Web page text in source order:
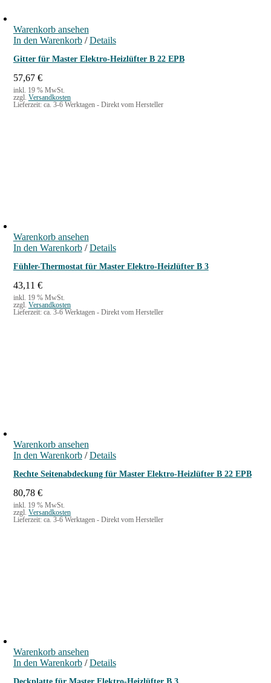
Warenkorb ansehen
In den Warenkorb / Details
Gitter für Master Elektro-Heizlüfter B 22 EPB
57,67 €
inkl. 19 % MwSt.
zzgl. Versandkosten
Lieferzeit: ca. 3-6 Werktagen - Direkt vom Hersteller
Warenkorb ansehen
In den Warenkorb / Details
Fühler-Thermostat für Master Elektro-Heizlüfter B 3
43,11 €
inkl. 19 % MwSt.
zzgl. Versandkosten
Lieferzeit: ca. 3-6 Werktagen - Direkt vom Hersteller
Warenkorb ansehen
In den Warenkorb / Details
Rechte Seitenabdeckung für Master Elektro-Heizlüfter B 22 EPB
80,78 €
inkl. 19 % MwSt.
zzgl. Versandkosten
Lieferzeit: ca. 3-6 Werktagen - Direkt vom Hersteller
Warenkorb ansehen
In den Warenkorb / Details